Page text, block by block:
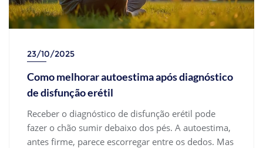
23/10/2025
Como melhorar autoestima após diagnóstico
de disfunção erétil
Receber o diagnóstico de disfunção erétil pode
fazer o chão sumir debaixo dos pés. A autoestima,
antes firme, parece escorregar entre os dedos. Mas